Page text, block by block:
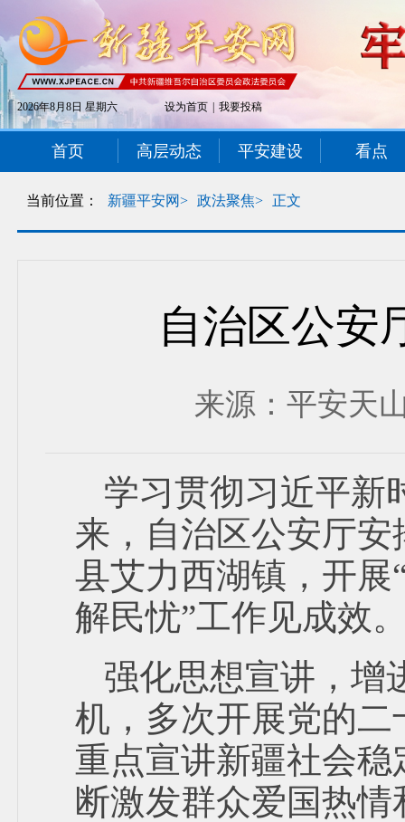
2026年8月8日 星期六 设为首页 我要投稿
首页 高层动态 平安建设 看点
当前位置： 新疆平安网> 政法聚焦> 正文
自治区公安
来源：平安天
学习贯彻习近平新
来，自治区公安厅
县艾力西湖镇，开展
解民忧”工作见成效
强化思想宣讲，增
机，多次开展党的
重点宣讲新疆社会
断激发群众爱国热